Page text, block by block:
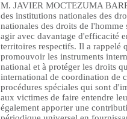
M. JAVIER MOCTEZUMA
des institutions nationales des
nationales des droits de
agir avec davantage d'efficacité
territoires respectifs. Il a rappelé
promouvoir les instruments
national et à protéger les droits
international de coordination de
procédures spéciales qui sont
aux victimes de faire entendre
également apporter une